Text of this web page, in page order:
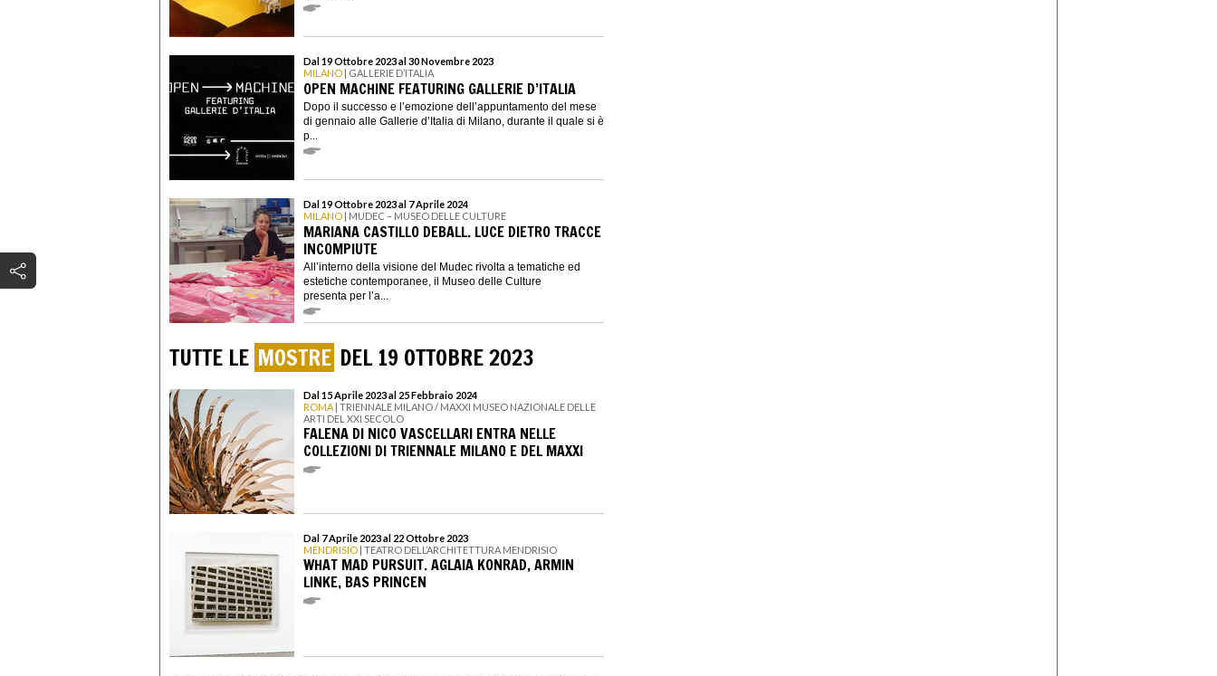
Dal 19 Ottobre 2023 al 30 Novembre 2023
MILANO | GALLERIE D’ITALIA
OPEN MACHINE FEATURING GALLERIE D’ITALIA
Dopo il successo e l’emozione dell’appuntamento del mese
di gennaio alle Gallerie d’Italia di Milano, durante il quale si è
p...
Dal 19 Ottobre 2023 al 7 Aprile 2024
MILANO | MUDEC – MUSEO DELLE CULTURE
MARIANA CASTILLO DEBALL. LUCE DIETRO TRACCE
INCOMPIUTE
All’interno della visione del Mudec rivolta a tematiche ed
estetiche contemporanee, il Museo delle Culture
presenta per l’a...
TUTTE LE MOSTRE DEL 19 OTTOBRE 2023
Dal 15 Aprile 2023 al 25 Febbraio 2024
ROMA | TRIENNALE MILANO / MAXXI MUSEO NAZIONALE DELLE
ARTI DEL XXI SECOLO
FALENA DI NICO VASCELLARI ENTRA NELLE
COLLEZIONI DI TRIENNALE MILANO E DEL MAXXI
Dal 7 Aprile 2023 al 22 Ottobre 2023
MENDRISIO | TEATRO DELL’ARCHITETTURA MENDRISIO
WHAT MAD PURSUIT. AGLAIA KONRAD, ARMIN
LINKE, BAS PRINCEN